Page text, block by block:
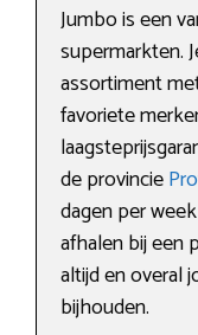
Jumbo is een
supermarkten.
assortiment
favoriete
de provincie
dagen per
afhalen bij een
altijd en overal
bijhouden.